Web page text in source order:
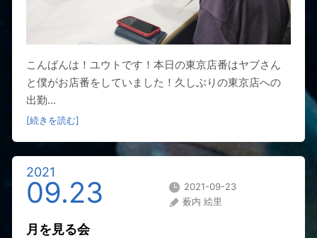
こんばんは！ユウトです！本日の東京店番はヤブさん
と僕がお店番をしていました！久しぶりの東京店への
出勤...
[続きを読む]
2021
09.23
2021-09-23
薮内 絵里
月を見る会